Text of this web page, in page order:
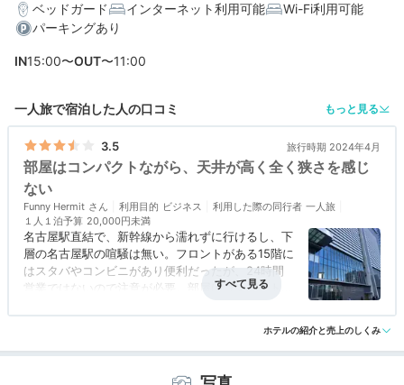
編集部おすすめの３つのポイント
タマゴサンドや名古屋めし♪約130種以上の豪華な朝食ブ
大きな窓から名古屋の街を一望！絶景を楽しめる18階以
上の客室
コーヒーメーカーやスキンケア用品も♡充実のアメニテ
ィ
ベッドガード
インターネット利用可能
Wi-Fi利用可能
パーキングあり
IN15:00〜OUT〜11:00
一人旅で宿泊した人の口コミ もっと見る
3.5 旅行時期 2024年4月
部屋はコンパクトながら、天井が高く全く狭さを感じ
ない
Funny Hermit 利用目的 ビジネス 利用した際の同行者 一人旅
１人１泊予算 20,000円未満
名古屋駅直結で、新幹線から濡れずに行けるし、下
層の名古屋駅の喧騒は無い。フロントがある15階に
はスタバやコンビニがあり便利だったが、24時間
営業ではないので注意が必要。部屋はコンパクトな
が広く明るい部屋で、高層階なだけあり夜景がきれ
いだった。浴室は洗面とはガラスのドアで区切られ
た、完全に分かれているタイプで、浴槽も洗い場も
アクセス 4.0 コスパ 4.0 客室 3.0 接客対応 3.0 風呂 3.0
ホテルの紹介と売上のしくみ